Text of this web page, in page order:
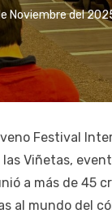
Noviembre del
Festival
Viñetas,
a más de 45
al mundo del